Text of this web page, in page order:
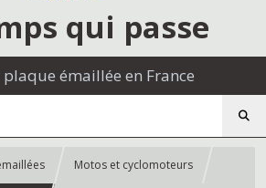
qui passe
émaillée en France
Motos et cyclomoteurs